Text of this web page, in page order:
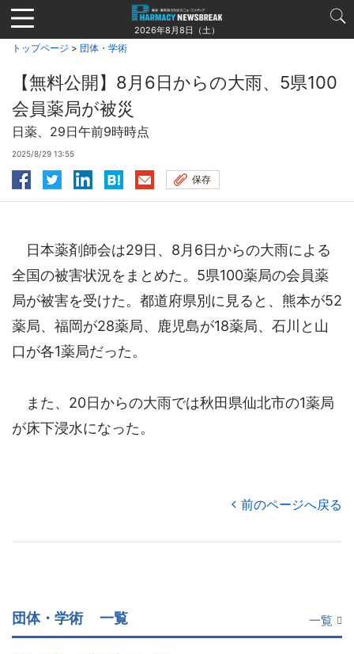
Jump
to
navigation
2026年8月8日（土）
トップページ > 団体・学術
【無料公開】8月6日からの大雨、5県100
会員薬局が被災
日薬、29日午前9時時点
2025/8/29 13:55
保存
日本薬剤師会は29日、8月6日からの大雨による
全国の被害状況をまとめた。5県100薬局の会員薬
局が被害を受けた。都道府県別に見ると、熊本が52
薬局、福岡が28薬局、鹿児島が18薬局、石川と山
口が各1薬局だった。
また、20日からの大雨では秋田県仙北市の1薬局
が床下浸水になった。
前のページへ戻る
団体・学術 一覧 一覧